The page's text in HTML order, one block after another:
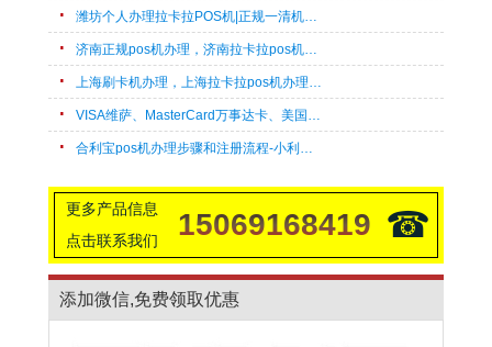
潍坊个人办理拉卡拉POS机|正规一清机速办
济南正规pos机办理，济南拉卡拉pos机上门办理流程
上海刷卡机办理，上海拉卡拉pos机办理，快速申请
VISA维萨、MasterCard万事达卡、美国运通卡、外币卡POS机刷卡pos机开通支持机型汇总
合利宝pos机办理步骤和注册流程-小利有客
更多产品信息
点击联系我们
15069168419 ☎
添加微信,免费领取优惠